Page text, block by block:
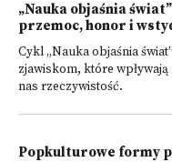
„Nauka objaśnia
przemoc, honor i
Cykl „Nauka objaśnia
zjawiskom, które
nas rzeczywistość.
Popkulturowe formy